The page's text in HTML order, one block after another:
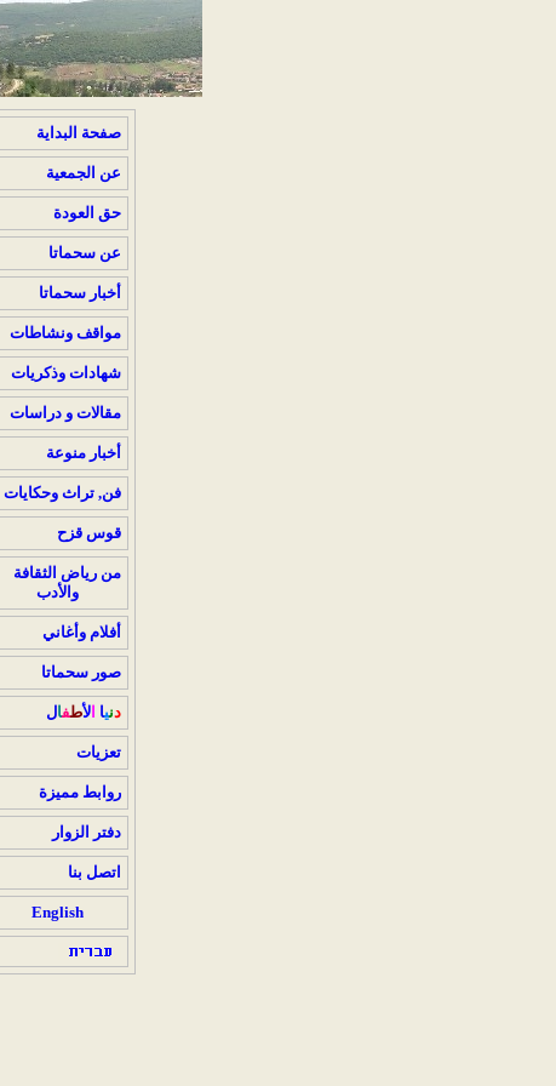
صفحة البداية
عن الجمعية
حق العودة
عن سحماتا
أخبار سحماتا
مواقف ونشاطات
شهادات وذكريات
مقالات و دراسات
أخبار منوعة
فن, تراث وحكايات
قوس قزح
من رياض الثقافة
والأدب
أفلام وأغاني
صور سحماتا
دنيا لطفال
تعزيات
روابط مميزة
دفتر الزوار
اتصل بنا
English